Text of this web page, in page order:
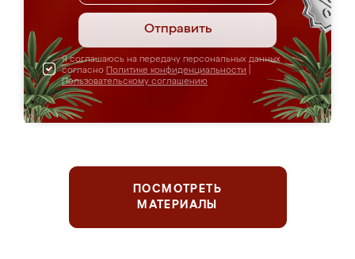
Отправить
Я соглашаюсь на передачу персональных данных
согласно Политике конфиденциальности
Пользовательскому соглашению
ПОСМОТРЕТЬ
МАТЕРИАЛЫ